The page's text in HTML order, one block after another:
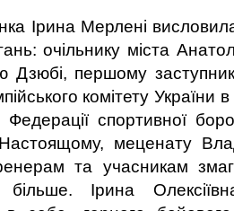
Ірина Мерлені
очільнику міста
Дзюбі, першому
комітету України в
спортивної
меценату
та учасникам
Ірина